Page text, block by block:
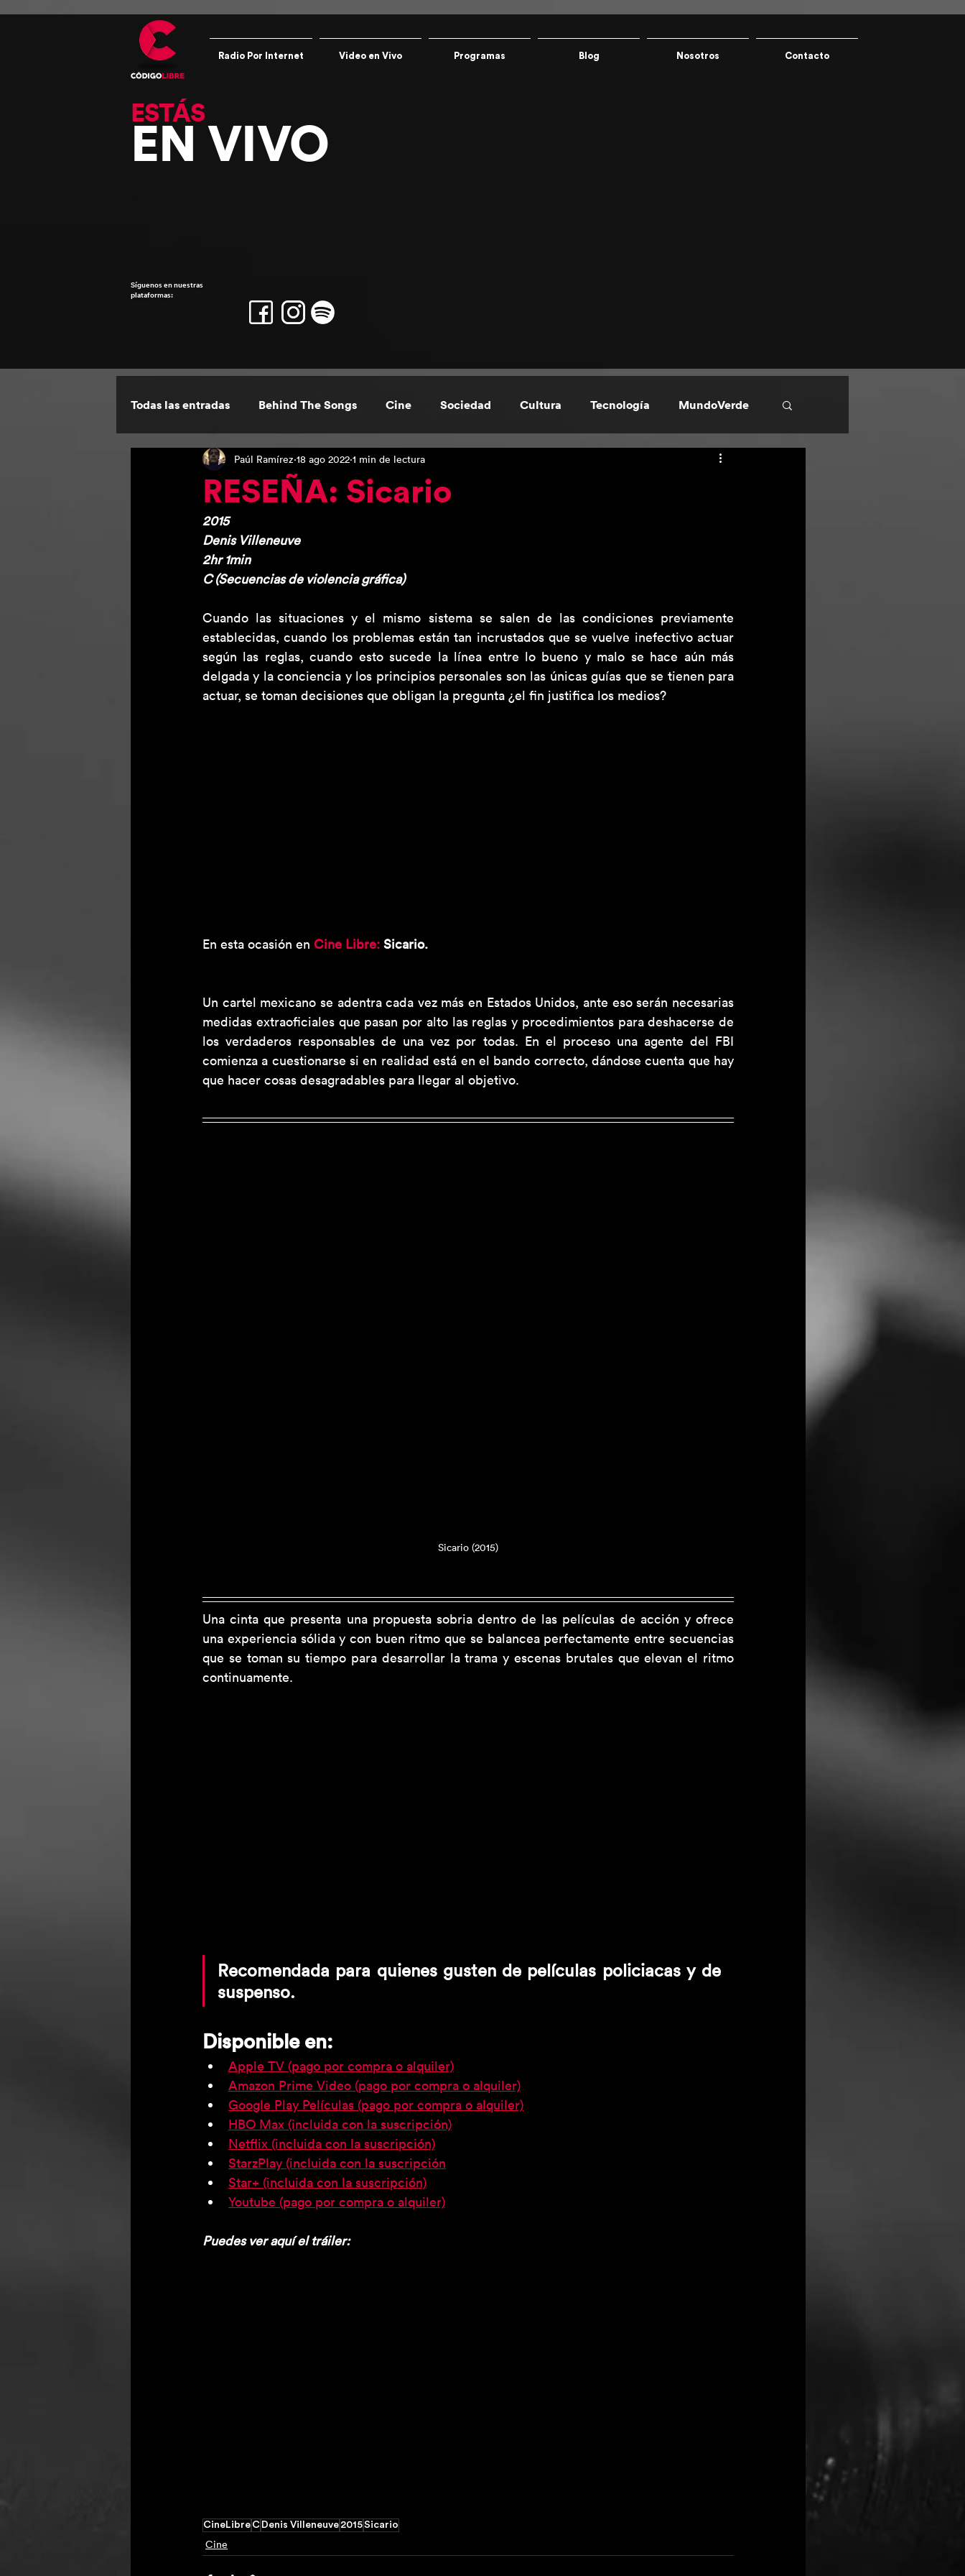
Radio Por Internet Video en Vivo Programas Blog Nosotros Contacto
ESTÁS
EN VIVO
Síguenos en nuestras
plataformas:
Todas las entradas Behind The Songs Cine Sociedad Cultura Tecnología MundoVerde
Por Escrito Las ventanas de Cecilia Durán
RESEÑA: Sicario
Paúl Ramírez 18 ago 2022 1 min de lectura
2015
Denis Villeneuve
2hr 1min
C (Secuencias de violencia gráfica)
Cuando las situaciones y el mismo sistema se salen de las condiciones previamente
establecidas, cuando los problemas están tan incrustados que se vuelve inefectivo actuar
según las reglas, cuando esto sucede la línea entre lo bueno y malo se hace aún más
delgada y la conciencia y los principios personales son las únicas guías que se tienen para
actuar, se toman decisiones que obligan la pregunta ¿el fin justifica los medios?
En esta ocasión en Cine Libre: Sicario.
Un cartel mexicano se adentra cada vez más en Estados Unidos, ante eso serán necesarias
medidas extraoficiales que pasan por alto las reglas y procedimientos para deshacerse de
los verdaderos responsables de una vez por todas. En el proceso una agente del FBI
comienza a cuestionarse si en realidad está en el bando correcto, dándose cuenta que hay
que hacer cosas desagradables para llegar al objetivo.
Sicario (2015)
Una cinta que presenta una propuesta sobria dentro de las películas de acción y ofrece
una experiencia sólida y con buen ritmo que se balancea perfectamente entre secuencias
que se toman su tiempo para desarrollar la trama y escenas brutales que elevan el ritmo
continuamente.
Recomendada para quienes gusten de películas policiacas y de
suspenso.
Disponible en:
Apple TV (pago por compra o alquiler)
Amazon Prime Video (pago por compra o alquiler)
Google Play Películas (pago por compra o alquiler)
HBO Max (incluida con la suscripción)
Netflix (incluida con la suscripción)
StarzPlay (incluida con la suscripción
Star+ (incluida con la suscripción)
Youtube (pago por compra o alquiler)
Puedes ver aquí el tráiler:
CineLibre C Denis Villeneuve 2015Sicario
Cine